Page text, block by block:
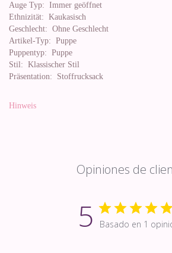
Auge Typ: Immer geöffnet
Ethnizität: Kaukasisch
Geschlecht: Ohne Geschlecht
Artikel-Typ: Puppe
Puppentyp: Puppe
Stil: Klassischer Stil
Präsentation: Stoffrucksack
Hinweis
Opiniones de
5 Basado en 1